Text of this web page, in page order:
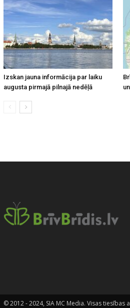
Izskan jauna informācija par laiku
augusta pirmajā pilnajā nedēļā
© 2012 - 2024, SIA MC Media. Visas tiesības